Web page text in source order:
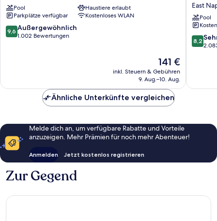
Naples
Naples
Pool
Haustiere erlaubt
Parkplätze verfügbar
Kostenloses WLAN
9.6
von
9,6 Außergewöhnlich
1.002 Bewertungen
Der
Preis
beträgt
141 €
inkl. Steuern & Gebühren
9. Aug.–10. Aug.
&
Suites
by
Naples
East
Pool
8.2
von
8,2
Ähnliche Unterkünfte vergleichen
Melde dich an, um verfügbare Rabatte und Vorteile
anzuzeigen. Mehr Prämien für noch mehr Abenteuer!
Anmelden Jetzt kostenlos registrieren
Zur Gegend